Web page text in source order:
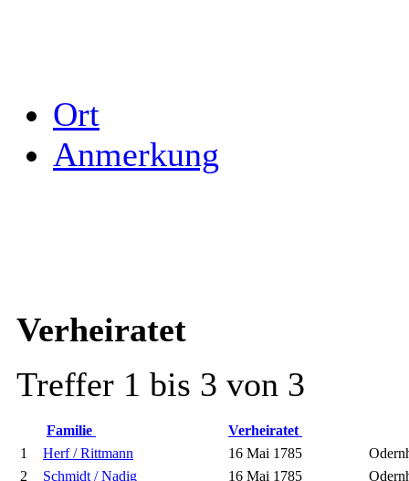
Ort
Anmerkung
Verheiratet
Treffer 1 bis 3 von 3
Familie
Verheiratet
1
Herf / Rittmann 16 Mai 1785
2
Schmidt / Nadig 16 Mai 1785